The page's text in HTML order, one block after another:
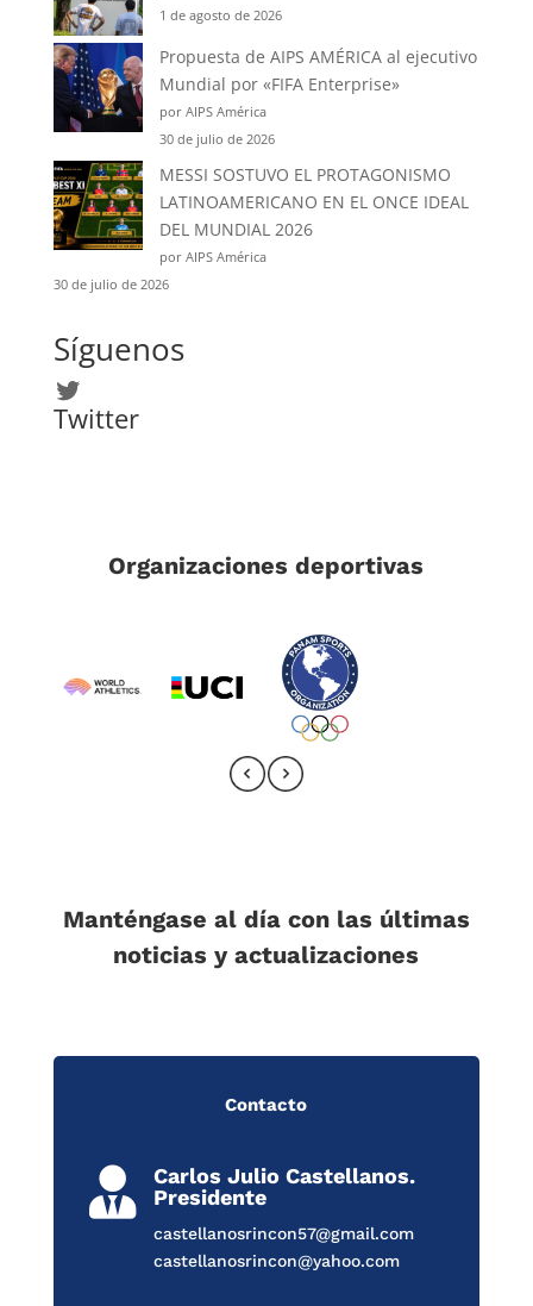
1 de agosto de 2026
Propuesta de AIPS AMÉRICA al ejecutivo
Mundial por «FIFA Enterprise»
por AIPS América
30 de julio de 2026
MESSI SOSTUVO EL PROTAGONISMO
LATINOAMERICANO EN EL ONCE IDEAL
DEL MUNDIAL 2026
por AIPS América
30 de julio de 2026
Síguenos
Twitter
Twitter
Organizaciones deportivas
Manténgase al día con las últimas
noticias y actualizaciones
Contacto

Carlos Julio Castellanos.
Presidente
castellanosrincon57@gmail.com
castellanosrincon@yahoo.com